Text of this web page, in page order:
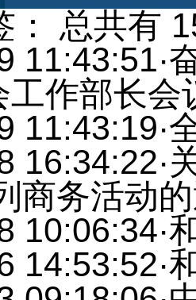
总共有
11:43:51·
工作部长会
11:43:19·
16:34:22·
商务活动
10:06:34·
14:53:52·